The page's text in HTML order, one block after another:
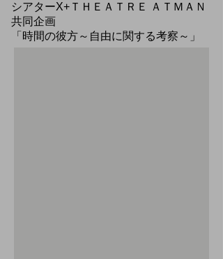
​シアターΧ+ＴＨＥＡＴＲＥ ＡＴＭＡＮ
共同企画
​「時間の彼方～自由に関する考察～」